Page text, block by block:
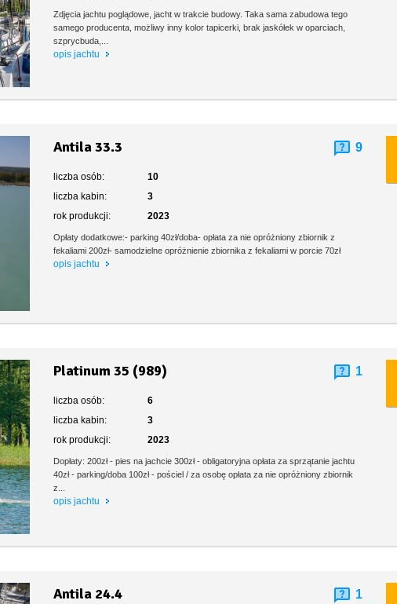
Zdjęcia jachtu poglądowe, jacht w trakcie budowy. Taka sama zabudowa tego
samego producenta, możliwy inny kolor tapicerki, brak jaskółek w oparciach,
szprycbuda,...
opis jachtu
Antila 33.3 9
liczba osób:
10
liczba kabin:
3
rok produkcji:
2023
Opłaty dodatkowe:- parking 40zł/doba- opłata za nie opróżniony zbiornik z
fekaliami 200zł- samodzielne opróżnienie zbiornika z fekaliami w porcie 70zł
opis jachtu
Platinum 35 (989) 1
liczba osób:
6
liczba kabin:
3
rok produkcji:
2023
Dopłaty: 200zł - pies na jachcie 300zł - obligatoryjna opłata za sprzątanie jachtu
40zł - parking/doba 100zł - pościel / za osobę opłata za nie opróżniony zbiornik
z...
opis jachtu
Antila 24.4 1